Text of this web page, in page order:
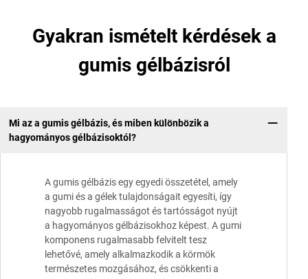
Gyakran ismételt kérdések a
gumis gélbázisról
Mi az a gumis gélbázis, és miben különbözik a
hagyományos gélbázisoktól?
A gumis gélbázis egy egyedi összetétel, amely
a gumi és a gélek tulajdonságait egyesíti, így
nagyobb rugalmasságot és tartósságot nyújt
a hagyományos gélbázisokhoz képest. A gumi
komponens rugalmasabb felvitelt tesz
lehetővé, amely alkalmazkodik a körmök
természetes mozgásához, és csökkenti a